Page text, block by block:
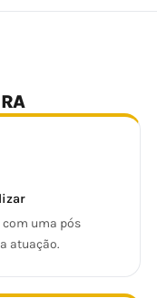
uma pós
atuação.